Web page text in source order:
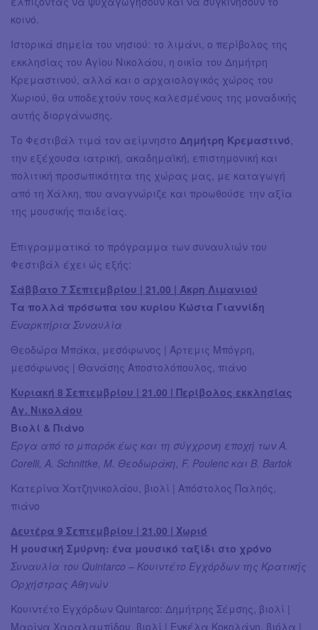
κοινό.
Ιστορικά σημεία του νησιού: το λιμάνι, ο περίβολος της
εκκλησίας του Αγίου Νικολάου, η οικία του Δημήτρη
Κρεμαστινού, αλλά και ο αρχαιολογικός χώρος του
Χωριού, θα υποδεχτούν τους καλεσμένους της μοναδικής
αυτής διοργάνωσης.
Το Φεστιβάλ τιμά τον αείμνηστο Δημήτρη Κρεμαστινό,
την εξέχουσα ιατρική, ακαδημαϊκή, επιστημονική και
πολιτική προσωπικότητα της χώρας μας, με καταγωγή
από τη Χάλκη, που αναγνώριζε και προωθούσε την αξία
της μουσικής παιδείας.
Επιγραμματικά το πρόγραμμα των συναυλιών του
Φεστιβάλ έχει ώς εξής:
Σάββατο 7 Σεπτεμβρίου | 21.00 | Άκρη Λιμανιού
Τα πολλά πρόσωπα του κυρίου Κώστα Γιαννίδη
Εναρκτήρια Συναυλία
Θεοδώρα Μπάκα, μεσόφωνος | Άρτεμις Μπόγρη,
μεσόφωνος | Θανάσης Αποστολόπουλος, πιάνο
Κυριακή 8 Σεπτεμβρίου | 21.00 | Περίβολος εκκλησίας
Αγ. Νικολάου
Βιολί & Πιάνο
Έργα από το μπαρόκ έως και τη σύγχρονη εποχή των Α.
Corelli, Α. Schnittke, Μ. Θεοδωράκη, F. Poulenc και B. Bartok
Κατερίνα Χατζηνικολάου, βιολί | Απόστολος Παληός,
πιάνο
Δευτέρα 9 Σεπτεμβρίου | 21.00 | Χωριό
Η μουσική Σμύρνη: ένα μουσικό ταξίδι στο χρόνο
Συναυλία του Quintarco – Κουιντέτο Εγχόρδων της Κρατικής
Ορχήστρας Αθηνών
Κουιντέτο Εγχόρδων Quintarco: Δημήτρης Σέμσης, βιολί |
Μαρίνα Χαραλαμπίδου, βιολί | Ενκέλα Κοκολάνη, βιόλα |